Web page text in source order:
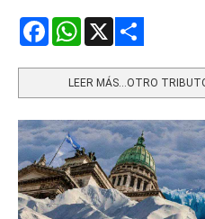
FacebookWhatsApp
LEER MÁS…OTRO